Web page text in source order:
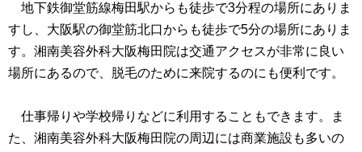
地下鉄御堂筋線梅田駅からも徒歩で3分程の場所にありま
すし、大阪駅の御堂筋北口からも徒歩で5分の場所にありま
す。湘南美容外科大阪梅田院は交通アクセスが非常に良い
場所にあるので、脱毛のために来院するのにも便利です。
仕事帰りや学校帰りなどに利用することもできます。ま
た、湘南美容外科大阪梅田院の周辺には商業施設も多いの